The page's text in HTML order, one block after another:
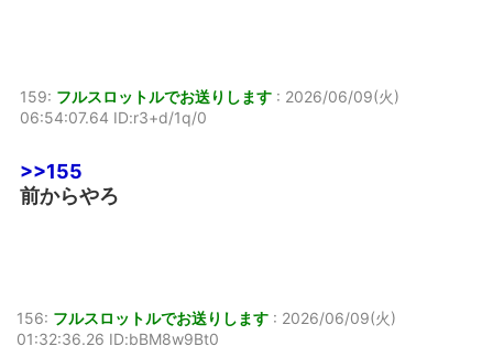
159: フルスロットルでお送りします : 2026/06/09(火)
06:54:07.64 ID:r3+d/1q/0
>>155
前からやろ
156: フルスロットルでお送りします : 2026/06/09(火)
01:32:36.26 ID:bBM8w9Bt0